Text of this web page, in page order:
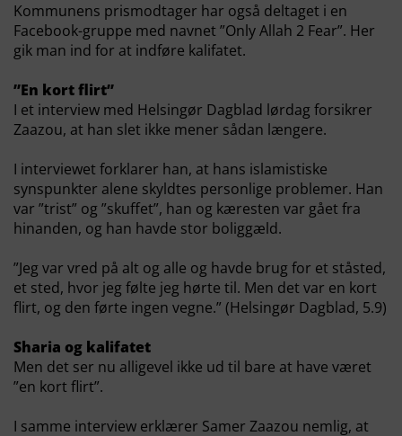
Kommunens prismodtager har også deltaget i en
Facebook-gruppe med navnet ”Only Allah 2 Fear”. Her
gik man ind for at indføre kalifatet.
”En kort flirt”
I et interview med Helsingør Dagblad lørdag forsikrer
Zaazou, at han slet ikke mener sådan længere.
I interviewet forklarer han, at hans islamistiske
synspunkter alene skyldtes personlige problemer. Han
var ”trist” og ”skuffet”, han og kæresten var gået fra
hinanden, og han havde stor boliggæld.
”Jeg var vred på alt og alle og havde brug for et ståsted,
et sted, hvor jeg følte jeg hørte til. Men det var en kort
flirt, og den førte ingen vegne.” (Helsingør Dagblad, 5.9)
Sharia og kalifatet
Men det ser nu alligevel ikke ud til bare at have været
”en kort flirt”.
I samme interview erklærer Samer Zaazou nemlig, at